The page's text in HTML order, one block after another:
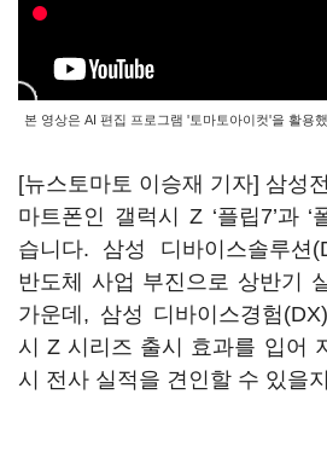
본 영상은 AI 편집 프로그램 '토마토아이컷'을 활용
[뉴스토마토 이승재 기자] 삼성
마트폰인 갤럭시 Z ‘플립7’과 ‘
습니다. 삼성 디바이스솔루션
반도체 사업 부진으로 상반기
가운데, 삼성 디바이스경험
시 Z 시리즈 출시 효과를 입어
시 전사 실적을 견인할 수 있을